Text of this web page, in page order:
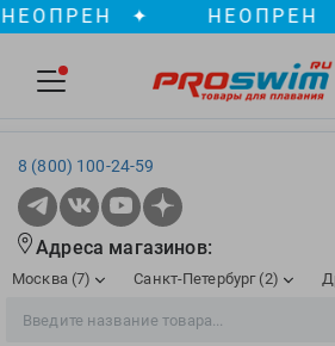
✦ НЕОПРЕН ✦
8 (800) 100-24-59
Адреса магазинов:
Москва (7) Санкт-Петербург (2)